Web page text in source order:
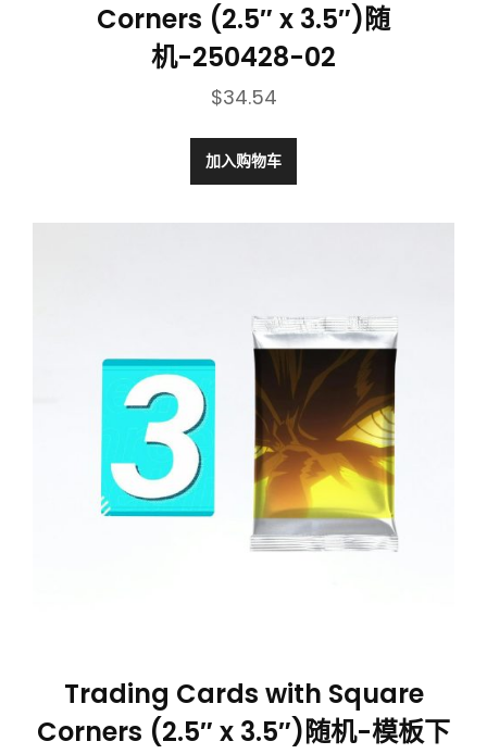
Corners (2.5″ x 3.5″)随
机-250428-02
$34.54
加入购物车
Trading Cards with Square
Corners (2.5″ x 3.5″)随机-模板下